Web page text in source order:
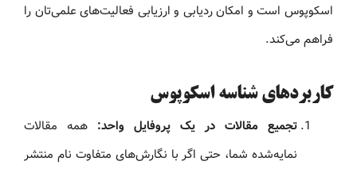
اسکوپوس است و امکان ردیابی و ارزیابی فعالیت‌های علمی‌تان را
فراهم می‌کند.
کاربردهای شناسه اسکوپوس
تجمیع مقالات در یک پروفایل واحد: همه مقالات
نمایه‌شده شما، حتی اگر با نگارش‌های متفاوت نام منتشر